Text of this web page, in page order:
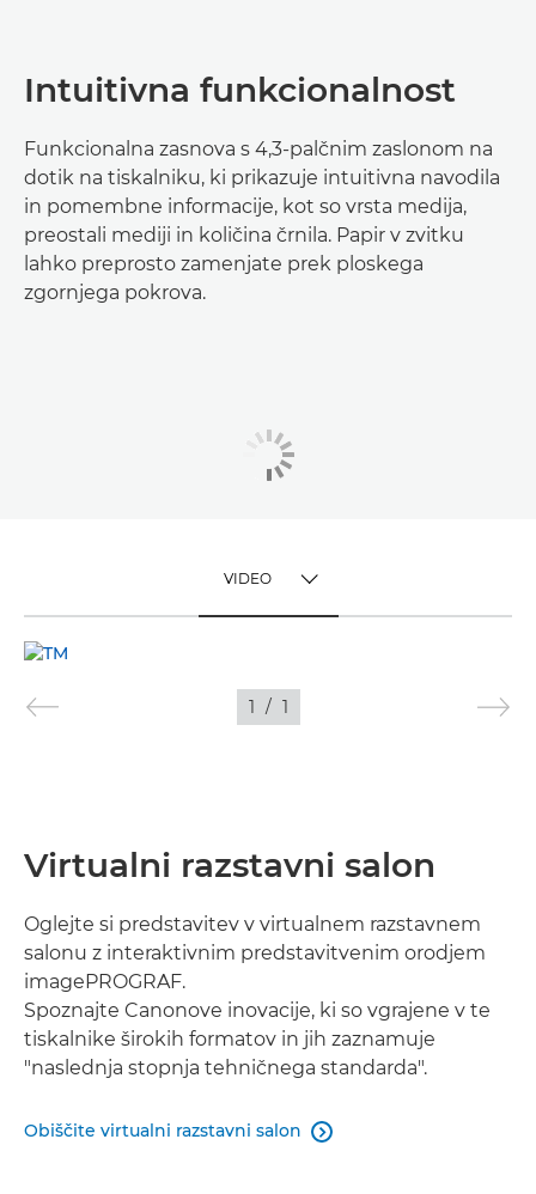
Intuitivna funkcionalnost
Funkcionalna zasnova s 4,3-palčnim zaslonom na
dotik na tiskalniku, ki prikazuje intuitivna navodila
in pomembne informacije, kot so vrsta medija,
preostali mediji in količina črnila. Papir v zvitku
lahko preprosto zamenjate prek ploskega
zgornjega pokrova.
VIDEO
SLIKE
1 / 1
Virtualni razstavni salon
Oglejte si predstavitev v virtualnem razstavnem
salonu z interaktivnim predstavitvenim orodjem
imagePROGRAF.
Spoznajte Canonove inovacije, ki so vgrajene v te
tiskalnike širokih formatov in jih zaznamuje
"naslednja stopnja tehničnega standarda".
Obiščite virtualni razstavni salon 